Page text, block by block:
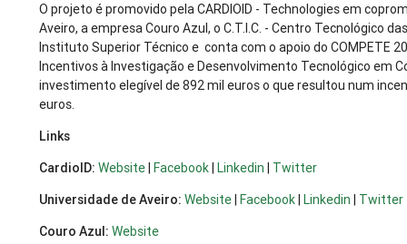
O projeto é promovido pela CARDIOID - Technologies em
Aveiro, a empresa Couro Azul, o C.T.I.C. - Centro Tecnológico
Instituto Superior Técnico e conta com o apoio do COMPETE
Incentivos à Investigação e Desenvolvimento Tecnológico em
investimento elegível de 892 mil euros o que resultou num
euros.
Links
CardioID:Website Facebook Linkedin
Twitter
Universidade de Aveiro: Website Facebook Linkedin
Twitter
Couro Azul:Website